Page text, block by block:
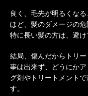
良く、毛先が明るくな
ほど、髪のダメージの危
特に長い髪の方は、避け
結局、傷んだからトリ
事は出来ず、どうにか
グ剤やトリートメント
す。